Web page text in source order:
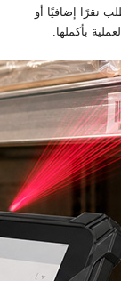
نقرًا إضافيًا أو
بأكملها.